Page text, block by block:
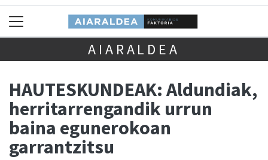
AIARALDEA
HAUTESKUNDEAK: Aldundiak,
herritarrengandik urrun
baina egunerokoan
garrantzitsu